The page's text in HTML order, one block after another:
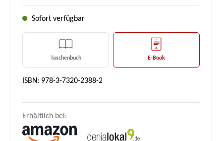
Sofort verfügbar
Taschenbuch E-Book
ISBN: 978-3-7320-2388-2
Erhältlich bei: